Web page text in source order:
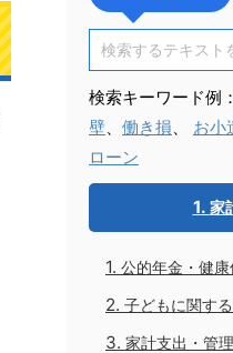
検索キーワード例：
壁
働き損 お小
ローン
家
公的年金・健
子どもに関す
家計支出・管